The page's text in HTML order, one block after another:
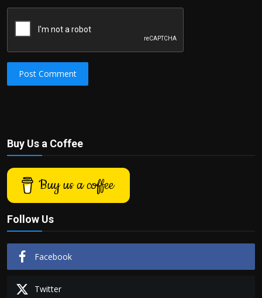
Post Comment
Buy Us a Coffee
Buy us a coffee
Follow Us
Facebook
Twitter